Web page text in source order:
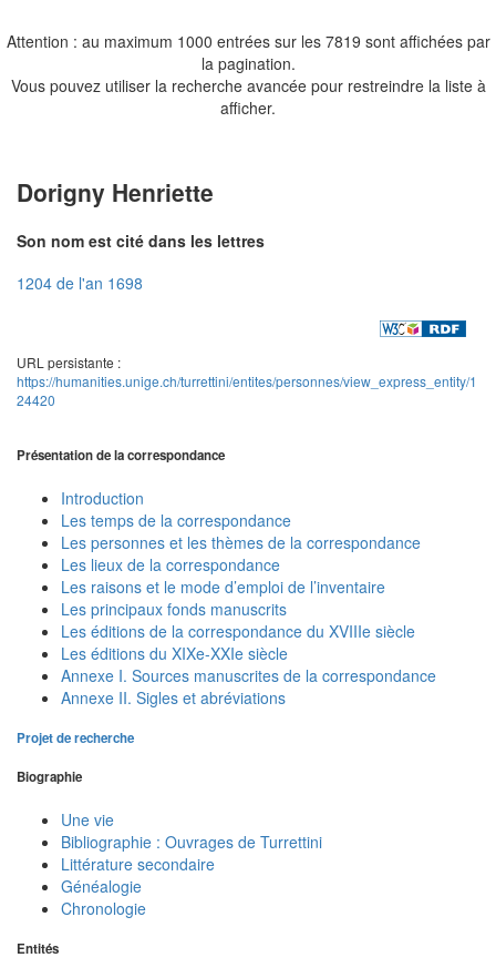
Attention : au maximum 1000 entrées sur les 7819 sont affichées par
la pagination.
Vous pouvez utiliser la recherche avancée pour restreindre la liste à
afficher.
Dorigny Henriette
Son nom est cité dans les lettres
1204 de l'an 1698
URL persistante :
https://humanities.unige.ch/turrettini/entites/personnes/view_express_entity/1
24420
Présentation de la correspondance
Introduction
Les temps de la correspondance
Les personnes et les thèmes de la correspondance
Les lieux de la correspondance
Les raisons et le mode d’emploi de l’inventaire
Les principaux fonds manuscrits
Les éditions de la correspondance du XVIIIe siècle
Les éditions du XIXe-XXIe siècle
Annexe I. Sources manuscrites de la correspondance
Annexe II. Sigles et abréviations
Projet de recherche
Biographie
Une vie
Bibliographie : Ouvrages de Turrettini
Littérature secondaire
Généalogie
Chronologie
Entités